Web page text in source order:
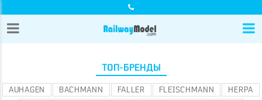
ТОП-БРЕНДЫ
AUHAGEN BACHMANN FALLER FLEISCHMANN
HERPA